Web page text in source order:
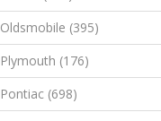
Oldsmobile (395)
Plymouth (176)
Pontiac (698)